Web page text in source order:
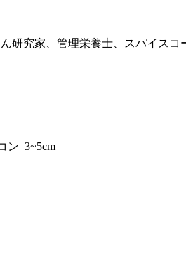
研究家、管理栄養士、スパイス
ン 3~5cm